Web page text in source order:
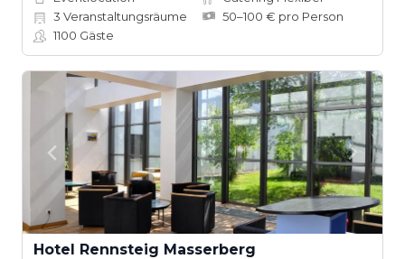
3 Veranstaltungsräume
50–100 € pro Person
1100 Gäste
Hotel Rennsteig Masserberg